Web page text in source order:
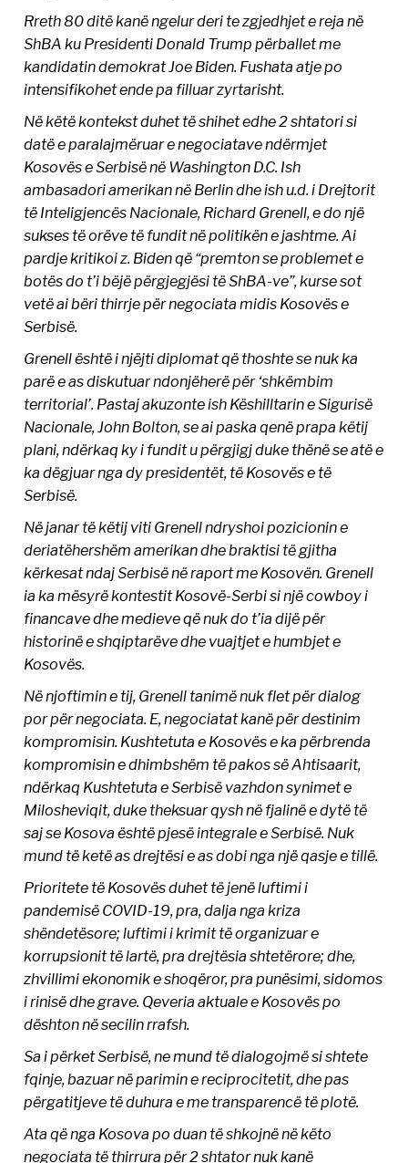
Rreth 80 ditë kanë ngelur deri te zgjedhjet e reja në
ShBA ku Presidenti Donald Trump përballet me
kandidatin demokrat Joe Biden. Fushata atje po
intensifikohet ende pa filluar zyrtarisht.
Në këtë kontekst duhet të shihet edhe 2 shtatori si
datë e paralajmëruar e negociatave ndërmjet
Kosovës e Serbisë në Washington D.C. Ish
ambasadori amerikan në Berlin dhe ish u.d. i Drejtorit
të Inteligjencës Nacionale, Richard Grenell, e do një
sukses të orëve të fundit në politikën e jashtme. Ai
pardje kritikoi z. Biden që “premton se problemet e
botës do t’i bëjë përgjegjësi të ShBA-ve”, kurse sot
vetë ai bëri thirrje për negociata midis Kosovës e
Serbisë.
Grenell është i njëjti diplomat që thoshte se nuk ka
parë e as diskutuar ndonjëherë për ‘shkëmbim
territorial’. Pastaj akuzonte ish Këshilltarin e Sigurisë
Nacionale, John Bolton, se ai paska qenë prapa këtij
plani, ndërkaq ky i fundit u përgjigj duke thënë se atë e
ka dëgjuar nga dy presidentët, të Kosovës e të
Serbisë.
Në janar të këtij viti Grenell ndryshoi pozicionin e
deriatëhershëm amerikan dhe braktisi të gjitha
kërkesat ndaj Serbisë në raport me Kosovën. Grenell
ia ka mësyrë kontestit Kosovë-Serbi si një cowboy i
financave dhe medieve që nuk do t’ia dijë për
historinë e shqiptarëve dhe vuajtjet e humbjet e
Kosovës.
Në njoftimin e tij, Grenell tanimë nuk flet për dialog
por për negociata. E, negociatat kanë për destinim
kompromisin. Kushtetuta e Kosovës e ka përbrenda
kompromisin e dhimbshëm të pakos së Ahtisaarit,
ndërkaq Kushtetuta e Serbisë vazhdon synimet e
Milosheviqit, duke theksuar qysh në fjalinë e dytë të
saj se Kosova është pjesë integrale e Serbisë. Nuk
mund të ketë as drejtësi e as dobi nga një qasje e tillë.
Prioritete të Kosovës duhet të jenë luftimi i
pandemisë COVID-19, pra, dalja nga kriza
shëndetësore; luftimi i krimit të organizuar e
korrupsionit të lartë, pra drejtësia shtetërore; dhe,
zhvillimi ekonomik e shoqëror, pra punësimi, sidomos
i rinisë dhe grave. Qeveria aktuale e Kosovës po
dështon në secilin rrafsh.
Sa i përket Serbisë, ne mund të dialogojmë si shtete
fqinje, bazuar në parimin e reciprocitetit, dhe pas
përgatitjeve të duhura e me transparencë të plotë.
Ata që nga Kosova po duan të shkojnë në këto
negociata të thirrura për 2 shtator nuk kanë